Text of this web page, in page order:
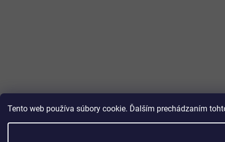
Tento web používa súbory cookie. Ďalším prechádzaním